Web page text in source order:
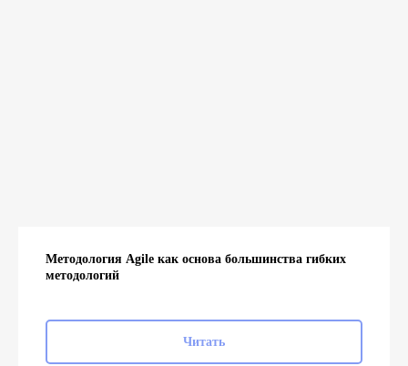
Методология Agile как основа большинства гибких
методологий
Читать